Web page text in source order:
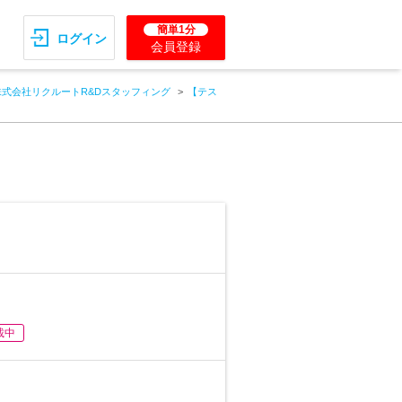
ログイン
簡単1分
会員登録
式会社リクルートR&Dスタッフィング
【テス
中